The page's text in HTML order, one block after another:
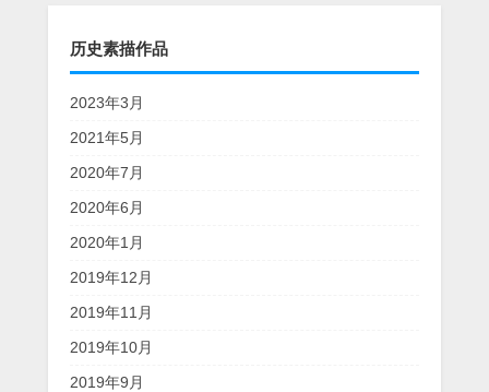
历史素描作品
2023年3月
2021年5月
2020年7月
2020年6月
2020年1月
2019年12月
2019年11月
2019年10月
2019年9月